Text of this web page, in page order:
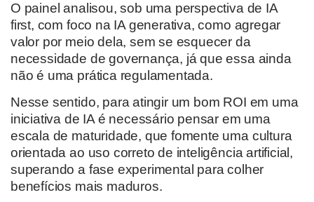
O painel analisou, sob uma perspectiva de IA
first, com foco na IA generativa, como agregar
valor por meio dela, sem se esquecer da
necessidade de governança, já que essa ainda
não é uma prática regulamentada.
Nesse sentido, para atingir um bom ROI em uma
iniciativa de IA é necessário pensar em uma
escala de maturidade, que fomente uma cultura
orientada ao uso correto de inteligência artificial,
superando a fase experimental para colher
benefícios mais maduros.